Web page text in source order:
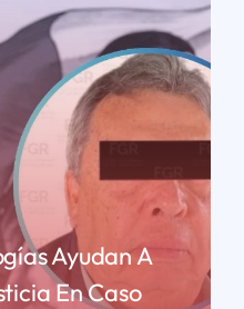
Ayudan A
En Caso